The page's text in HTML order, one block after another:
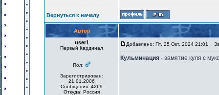
Вернуться к началу
Автор
user1
Первый Кардинал
Пол:
Зарегистрирован:
21.01.2006
Сообщения: 4269
Откуда: Россия
Добавлено: Пт, 25 Окт, 2024 21:01
Кульминация - замятие куля с